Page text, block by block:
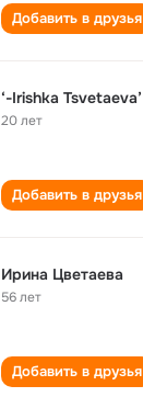
Добавить в друзья
‘-Irishka Tsvetaeva’
20 лет
Добавить в друзья
Ирина Цветаева
56 лет
Добавить в друзья